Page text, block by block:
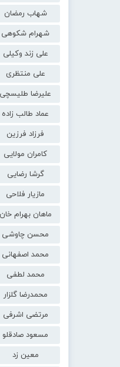
شهاب رمضان
شهرام شکوهی
علی زند وکیلی
علی منتظری
علیرضا طلیسچی
عماد طالب زاده
فرزاد فرزین
کامران مولایی
گرشا رضایی
مازیار فلاحی
ماهان بهرام خان
محسن چاوشی
محمد اصفهانی
محمد لطفی
محمدرضا گلزار
مرتضی اشرفی
مسعود صادقلو
معین زد